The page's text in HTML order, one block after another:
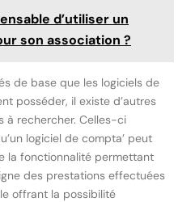
d’utiliser un
son association ?
de base que les logiciels de
posséder, il existe d’autres
à rechercher. Celles-ci
logiciel de compta’ peut
la fonctionnalité permettant
des prestations effectuées
offrant la possibilité